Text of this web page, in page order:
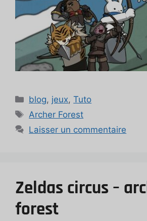
Catégories
blog, jeux,Tuto
Étiquettes
Archer Forest
Laisser un commentaire
Zeldas circus –
forest